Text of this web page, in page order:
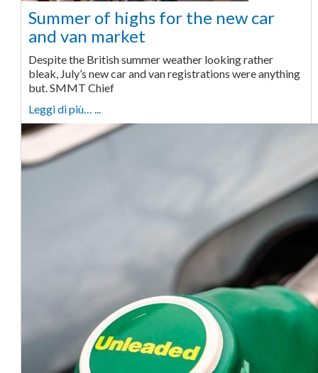
Summer of highs for the new car
and van market
Despite the British summer weather looking rather
bleak, July’s new car and van registrations were anything
but. SMMT Chief
Leggi di più… ...